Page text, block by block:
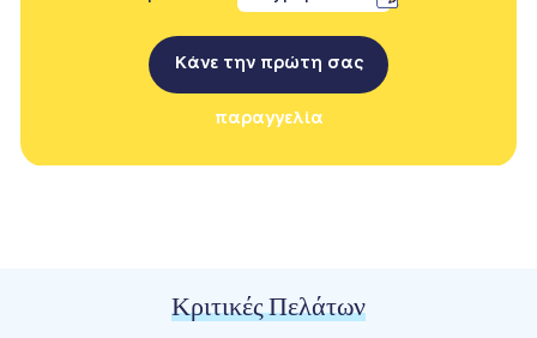
Κάνε την πρώτη σας
παραγγελία
Κριτικές Πελάτων